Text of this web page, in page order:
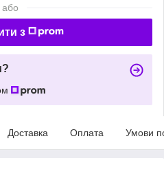
або
з
Доставка Оплата Умови